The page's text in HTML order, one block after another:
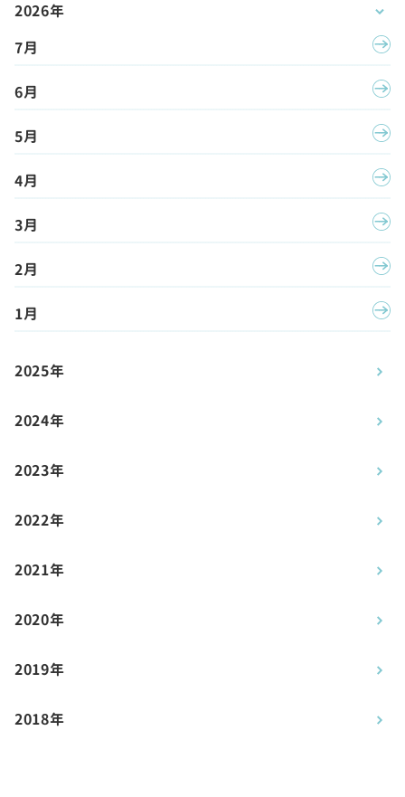
2026年
7月
6月
5月
4月
3月
2月
1月
2025年
2024年
2023年
2022年
2021年
2020年
2019年
2018年